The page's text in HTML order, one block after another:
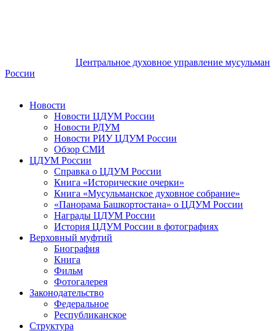
Центральное духовное управление мусульман
России
Новости
Новости ЦДУМ России
Новости РДУМ
Новости РИУ ЦДУМ России
Обзор СМИ
ЦДУМ России
Справка о ЦДУМ России
Книга «Исторические очерки»
Книга «Мусульманское духовное собрание»
«Панорама Башкортостана» о ЦДУМ России
Награды ЦДУМ России
История ЦДУМ России в фотографиях
Верховный муфтий
Биография
Книга
Фильм
Фотогалерея
Законодательство
Федеральное
Республиканское
Структура